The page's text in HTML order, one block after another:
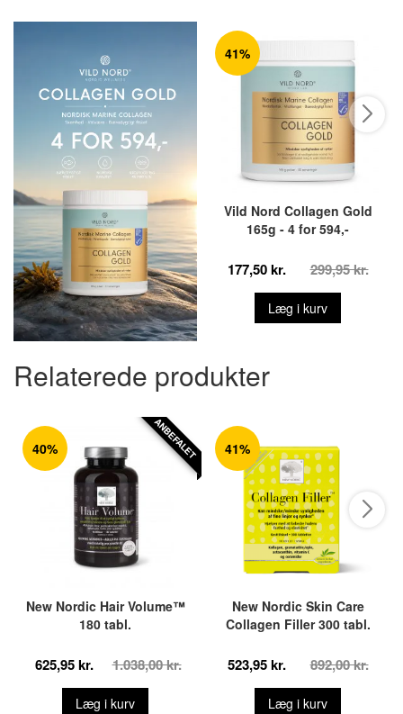
41%
Vild Nord Collagen Gold
165g - 4 for 594,-
177,50 kr. 299,95 kr.
Læg i kurv
Relaterede produkter
40%
New Nordic Hair Volume™
180 tabl.
625,95 kr. 1.038,00 kr.
Læg i kurv
ANBEFALET 41%
New Nordic Skin Care
Collagen Filler 300 tabl.
523,95 kr. 892,00 kr.
Læg i kurv